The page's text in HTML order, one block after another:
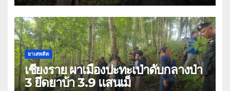
ยาเสพติด
เชียงราย ผาเมืองปะทะเป่าดับกลางป่า
3 ยึดยาบ้า 3.9 แสนเม็